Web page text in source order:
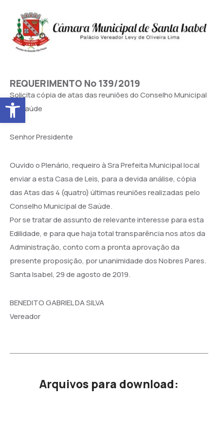
Abrir a barra de ferramentas
REQUERIMENTO No 139/2019
Solicita cópia de atas das reuniões do Conselho Municipal
de Saúde
Senhor Presidente
Ouvido o Plenário, requeiro à Sra Prefeita Municipal local
enviar a esta Casa de Leis, para a devida análise, cópia
das Atas das 4 (quatro) últimas reuniões realizadas pelo
Conselho Municipal de Saúde.
Por se tratar de assunto de relevante interesse para esta
Edilidade, e para que haja total transparência nos atos da
Administração, conto com a pronta aprovação da
presente proposição, por unanimidade dos Nobres Pares.
Santa Isabel, 29 de agosto de 2019.
BENEDITO GABRIEL DA SILVA
Vereador
Arquivos para download: